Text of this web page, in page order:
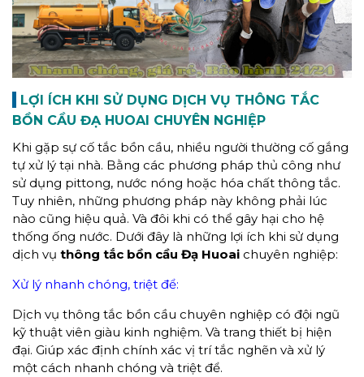
LỢI ÍCH KHI SỬ DỤNG DỊCH VỤ THÔNG TẮC
BỒN CẦU ĐẠ HUOAI CHUYÊN NGHIỆP
Khi gặp sự cố tắc bồn cầu, nhiều người thường cố gắng
tự xử lý tại nhà. Bằng các phương pháp thủ công như
sử dụng pittong, nước nóng hoặc hóa chất thông tắc.
Tuy nhiên, những phương pháp này không phải lúc
nào cũng hiệu quả. Và đôi khi có thể gây hại cho hệ
thống ống nước. Dưới đây là những lợi ích khi sử dụng
dịch vụ thông tắc bồn cầu Đạ Huoai chuyên nghiệp:
Xử lý nhanh chóng, triệt để:
Dịch vụ thông tắc bồn cầu chuyên nghiệp có đội ngũ
kỹ thuật viên giàu kinh nghiệm. Và trang thiết bị hiện
đại. Giúp xác định chính xác vị trí tắc nghẽn và xử lý
một cách nhanh chóng và triệt để.